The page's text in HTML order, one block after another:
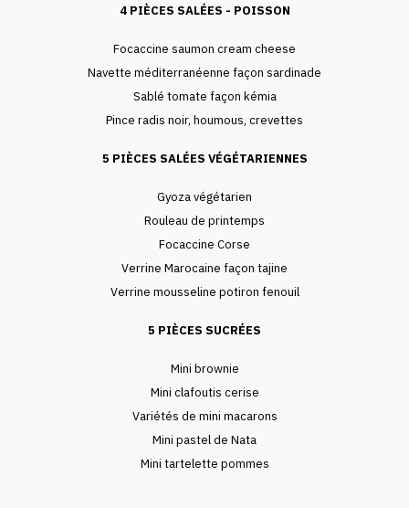
4 PIÈCES SALÉES - POISSON
Focaccine saumon cream cheese
Navette méditerranéenne façon sardinade
Sablé tomate façon kémia
Pince radis noir, houmous, crevettes
5 PIÈCES SALÉES VÉGÉTARIENNES
Gyoza végétarien
Rouleau de printemps
Focaccine Corse
Verrine Marocaine façon tajine
Verrine mousseline potiron fenouil
5 PIÈCES SUCRÉES
Mini brownie
Mini clafoutis cerise
Variétés de mini macarons
Mini pastel de Nata
Mini tartelette pommes